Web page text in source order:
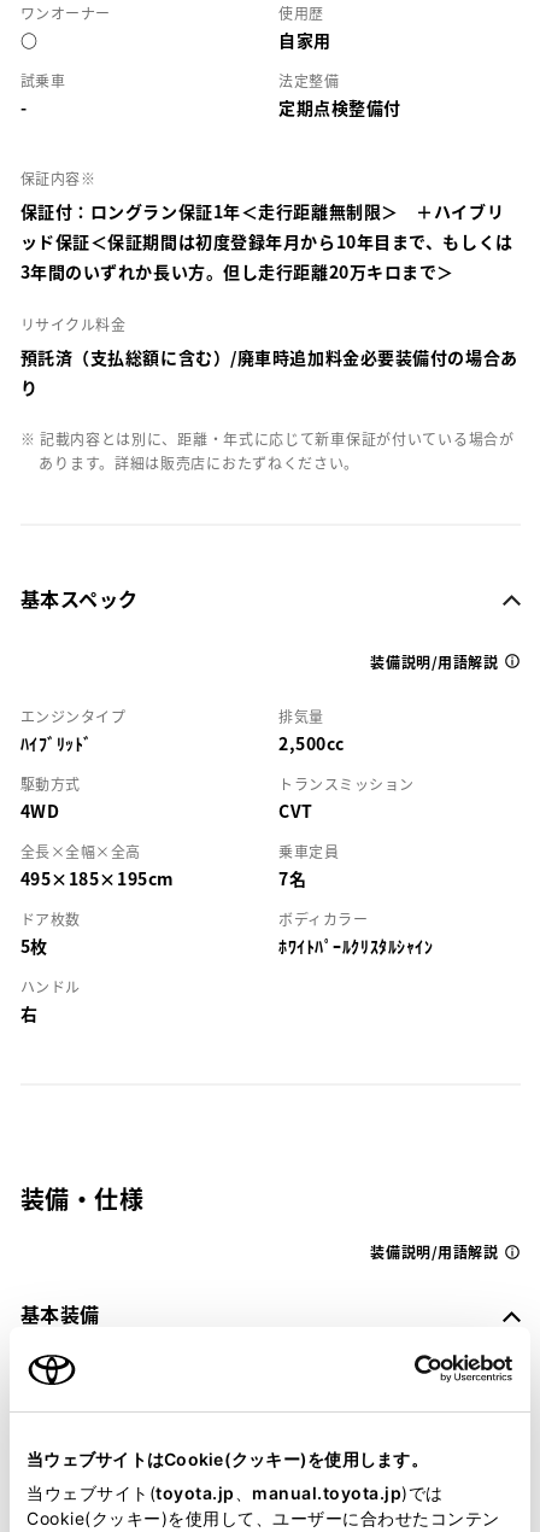
当ウェブサイトはCookie(クッキー)を使用します。
当ウェブサイト(toyota.jp manual.toyota.jp)では
Cookie(クッキー)を使用して、ユーザーに合わせたコンテン
ワンオーナー
○
使用歴
自家用
試乗車
-
法定整備
定期点検整備付
保証内容※
保証付：ロングラン保証1年＜走行距離無制限＞ ＋ハイブリ
ッド保証＜保証期間は初度登録年月から10年目まで、もしくは
3年間のいずれか長い方。但し走行距離20万キロまで＞
リサイクル料金
預託済（支払総額に含む）/廃車時追加料金必要装備付の場合あ
り
※ 記載内容とは別に、距離・年式に応じて新車保証が付いている場合が
あります。詳細は販売店におたずねください。
基本スペック
装備説明/用語解説
エンジンタイプ
ﾊｲﾌﾞﾘｯﾄﾞ
排気量
2,500cc
駆動方式
4WD
トランスミッション
CVT
全長×全幅×全高
495×185×195cm
乗車定員
7名
ドア枚数
5枚
ボディカラー
ﾎﾜｲﾄﾊﾟｰﾙｸﾘｽﾀﾙｼｬｲﾝ
ハンドル
右
装備・仕様
装備説明/用語解説
基本装備
パワステ
パワーウィンドウ